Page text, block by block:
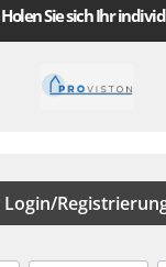
Holen Sie sich Ihr
Login/